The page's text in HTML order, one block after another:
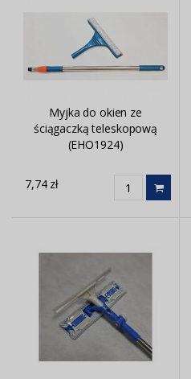
Myjka do okien ze
ściągaczką teleskopową
(EHO1924)
7,74 zł